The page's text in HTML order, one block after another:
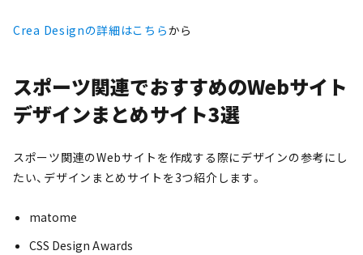
Crea Designの詳細はこちらから
スポーツ関連でおすすめのWebサイト
デザインまとめサイト3選
スポーツ関連のWebサイトを作成する際にデザインの参考にし
たい、デザインまとめサイトを3つ紹介します。
matome
CSS Design Awards